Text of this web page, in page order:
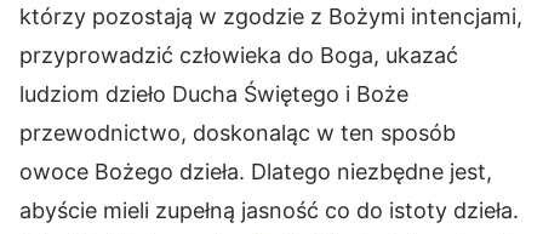
którzy pozostają w zgodzie z Bożymi intencjami,
przyprowadzić człowieka do Boga, ukazać
ludziom dzieło Ducha Świętego i Boże
przewodnictwo, doskonaląc w ten sposób
owoce Bożego dzieła. Dlatego niezbędne jest,
abyście mieli zupełną jasność co do istoty dzieła.